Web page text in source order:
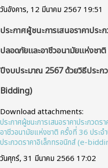
วันอังคาร, 12 มีนาคม 2567 19:51
ประกาศผู้ชนะการเสนอราคาประ
ปลอดภัยและอาชีวอนามัยแห่งชา
ปีงบประมาณ 2567 ด้วยวิธีประก
Bidding)
Download attachments:
ประกาศผู้ชนะการเสนอราคาประกวด
อาชีวอนามัยแห่งชาติ ครั้งที่ 36 ประ
ประกวดราคาอิเล็กทรอนิกส์ (e-
วันศุกร์, 31 มีนาคม 2566 17:02